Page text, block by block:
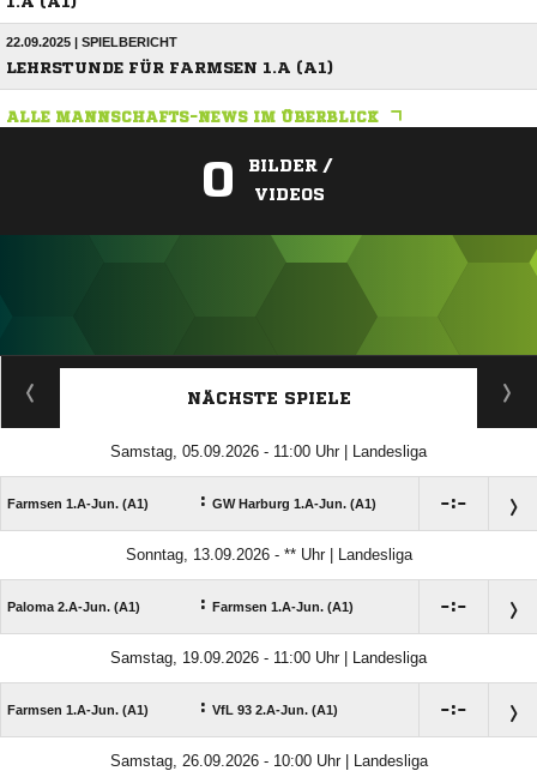
22.09.2025 | SPIELBERICHT
LEHRSTUNDE FÜR FARMSEN 1.A (A1)
ALLE MANNSCHAFTS-NEWS IM ÜBERBLICK
0
BILDER /
VIDEOS
ANZEIGE
NÄCHSTE SPIELE
Samstag, 05.09.2026 - 11:00 Uhr | Landesliga
Farmsen 1.A-Jun. (A1) : GW Harburg 1.A-Jun. (A1) :
Sonntag, 13.09.2026 - ** Uhr | Landesliga
Paloma 2.A-Jun. (A1) : Farmsen 1.A-Jun. (A1) :
Samstag, 19.09.2026 - 11:00 Uhr | Landesliga
Farmsen 1.A-Jun. (A1) : VfL 93 2.A-Jun. (A1) :
Samstag, 26.09.2026 - 10:00 Uhr | Landesliga